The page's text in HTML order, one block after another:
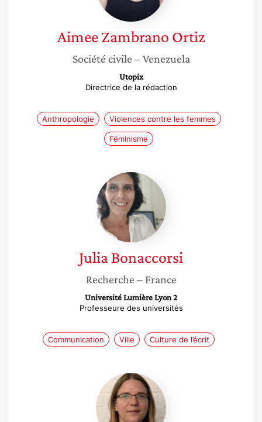
Aimee Zambrano Ortiz
Société civile – Venezuela
Utopix
Directrice de la rédaction
Anthropologie Violences contre les femmes
Féminisme
Julia
Bonaccorsi
JuliaBonaccorsi
Recherche – France
Université Lumière Lyon 2
Professeure des universités
Communication Ville Culture de l’écrit
Fanny
Chevalier